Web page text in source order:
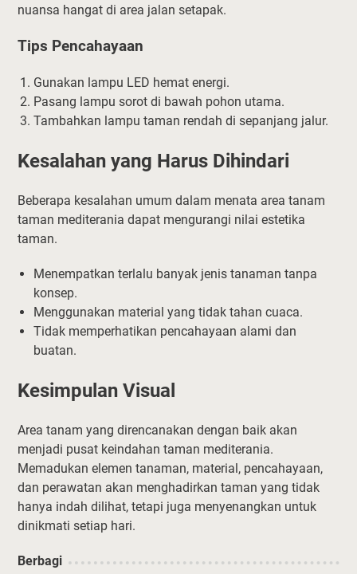
nuansa hangat di area jalan setapak.
Tips Pencahayaan
Gunakan lampu LED hemat energi.
Pasang lampu sorot di bawah pohon utama.
Tambahkan lampu taman rendah di sepanjang jalur.
Kesalahan yang Harus Dihindari
Beberapa kesalahan umum dalam menata area tanam
taman mediterania dapat mengurangi nilai estetika
taman.
Menempatkan terlalu banyak jenis tanaman tanpa
konsep.
Menggunakan material yang tidak tahan cuaca.
Tidak memperhatikan pencahayaan alami dan
buatan.
Kesimpulan Visual
Area tanam yang direncanakan dengan baik akan
menjadi pusat keindahan taman mediterania.
Memadukan elemen tanaman, material, pencahayaan,
dan perawatan akan menghadirkan taman yang tidak
hanya indah dilihat, tetapi juga menyenangkan untuk
dinikmati setiap hari.
Berbagi